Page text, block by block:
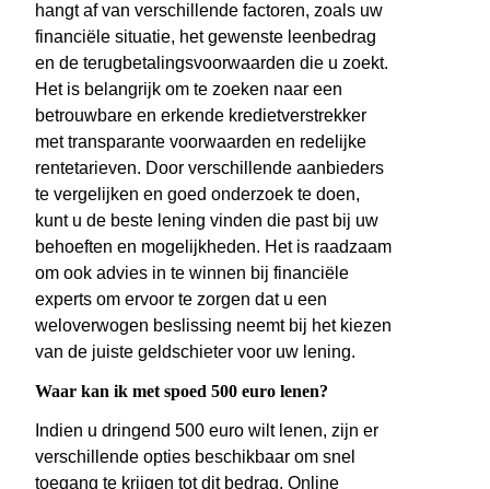
hangt af van verschillende factoren, zoals uw
financiële situatie, het gewenste leenbedrag
en de terugbetalingsvoorwaarden die u zoekt.
Het is belangrijk om te zoeken naar een
betrouwbare en erkende kredietverstrekker
met transparante voorwaarden en redelijke
rentetarieven. Door verschillende aanbieders
te vergelijken en goed onderzoek te doen,
kunt u de beste lening vinden die past bij uw
behoeften en mogelijkheden. Het is raadzaam
om ook advies in te winnen bij financiële
experts om ervoor te zorgen dat u een
weloverwogen beslissing neemt bij het kiezen
van de juiste geldschieter voor uw lening.
Waar kan ik met spoed 500 euro lenen?
Indien u dringend 500 euro wilt lenen, zijn er
verschillende opties beschikbaar om snel
toegang te krijgen tot dit bedrag. Online